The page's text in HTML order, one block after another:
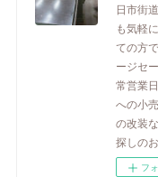
日市街
も気軽
ての方
ージセ
常営業
への小
の改装
探しの
フ